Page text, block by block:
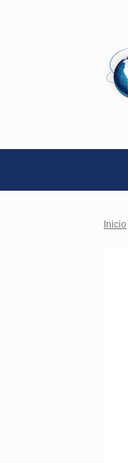
Inicio